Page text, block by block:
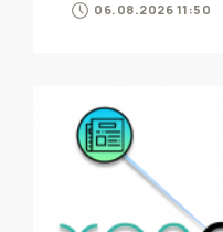
06.08.2026 11:50